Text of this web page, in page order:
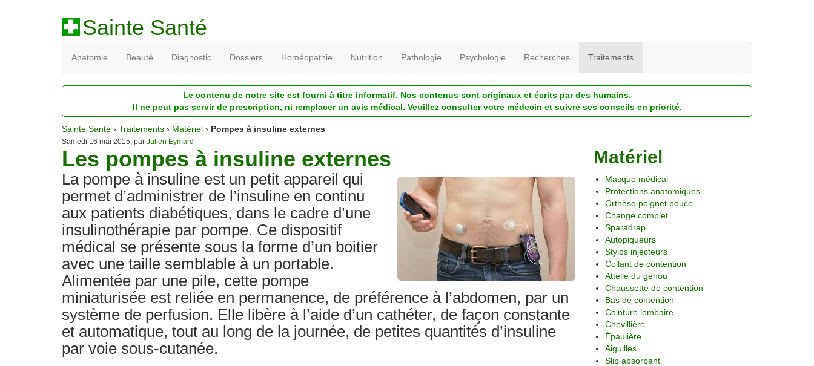
Sainte Santé
Anatomie Beauté Diagnostic Dossiers Homéopathie Nutrition Pathologie Psychologie Recherches Traitements
Le contenu de notre site est fourni à titre informatif. Nos contenus sont originaux et écrits par des humains.
Il ne peut pas servir de prescription, ni remplacer un avis médical. Veuillez consulter votre médecin et suivre ses conseils en priorité.
Sainte Santé › Traitements › Matériel › Pompes à insuline externes
Samedi 16 mai 2015, par Julien Eymard
Les pompes à insuline externes
La pompe à insuline est un petit appareil qui
permet d’administrer de l’insuline en continu
aux patients diabétiques, dans le cadre d’une
insulinothérapie par pompe. Ce dispositif
médical se présente sous la forme d’un boitier
avec une taille semblable à un portable.
Alimentée par une pile, cette pompe
miniaturisée est reliée en permanence, de préférence à l’abdomen, par un
système de perfusion. Elle libère à l’aide d’un cathéter, de façon constante
et automatique, tout au long de la journée, de petites quantités d’insuline
par voie sous-cutanée.
Matériel
Masque médical
Protections anatomiques
Orthèse poignet pouce
Change complet
Sparadrap
Autopiqueurs
Stylos injecteurs
Collant de contention
Attelle du genou
Chaussette de contention
Bas de contention
Ceinture lombaire
Chevillière
Épaulière
Aiguilles
Slip absorbant